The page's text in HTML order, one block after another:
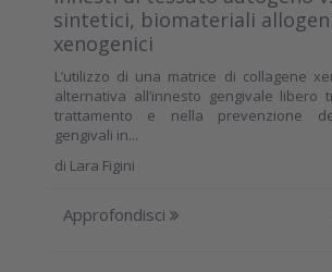
sintetici, biomateriali
xenogenici
L’utilizzo di una matrice di collagene
alternativa all’innesto gengivale libero
trattamento e nella prevenzione
gengivali in...
di Lara Figini
Approfondisci